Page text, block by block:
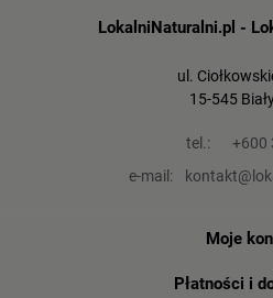
LokalniNaturalni.pl -
ul.
15-545
tel.:
+600
e-mail:
Moje
Płatności i